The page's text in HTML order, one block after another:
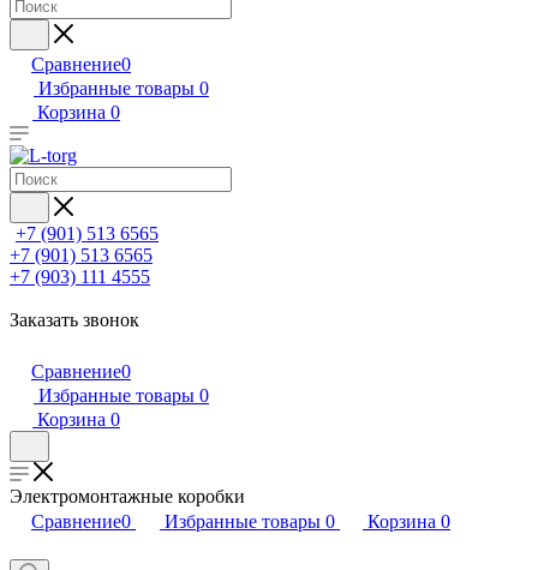
Сравнение0
Избранные товары 0
Корзина 0
+7 (901) 513 6565
+7 (901) 513 6565
+7 (903) 111 4555
Заказать звонок
Сравнение0
Избранные товары 0
Корзина 0
Электромонтажные коробки
Сравнение0 Избранные товары 0 Корзина 0